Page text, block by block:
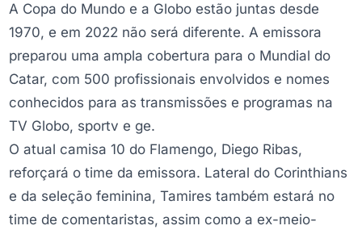
A Copa do Mundo e a Globo estão juntas desde
1970, e em 2022 não será diferente. A emissora
preparou uma ampla cobertura para o Mundial do
Catar, com 500 profissionais envolvidos e nomes
conhecidos para as transmissões e programas na
TV Globo, sportv e ge.
O atual camisa 10 do Flamengo, Diego Ribas,
reforçará o time da emissora. Lateral do Corinthians
e da seleção feminina, Tamires também estará no
time de comentaristas, assim como a ex-meio-